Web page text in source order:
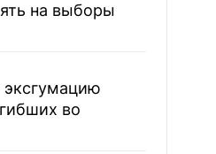
на выборы
эксгумацию
во